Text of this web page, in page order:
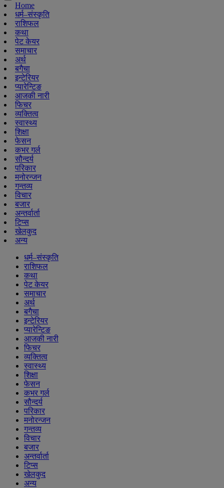
Home
धर्म–संस्कृति
राशिफल
कथा
पेट केयर
समाचार
अर्थ
बगैचा
इन्टेरियर
प्यारेन्टिङ
आजकी नारी
फिचर
व्यक्तित्व
स्वास्थ्य
शिक्षा
फेसन
कभर गर्ल
सौन्दर्य
परिकार
मनोरन्जन
गन्तव्य
विचार
बजार
अन्तर्वार्ता
टिप्स
खेलकुद
अन्य
धर्म–संस्कृति
राशिफल
कथा
पेट केयर
समाचार
अर्थ
बगैचा
इन्टेरियर
प्यारेन्टिङ
आजकी नारी
फिचर
व्यक्तित्व
स्वास्थ्य
शिक्षा
फेसन
कभर गर्ल
सौन्दर्य
परिकार
मनोरन्जन
गन्तव्य
विचार
बजार
अन्तर्वार्ता
टिप्स
खेलकुद
अन्य